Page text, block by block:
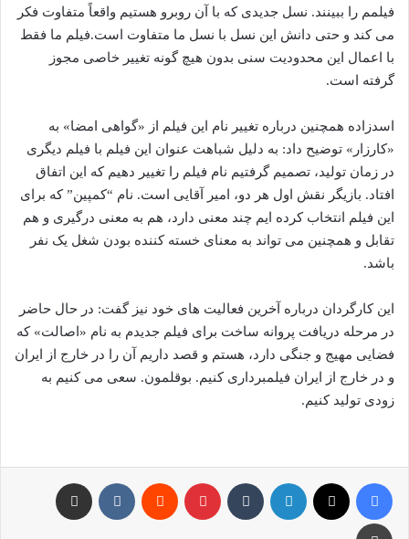
فیلمم را ببینند. نسل جدیدی که با آن روبرو هستیم واقعاً متفاوت فکر
می کند و حتی دانش این نسل با نسل ما متفاوت است.فیلم ما فقط
با اعمال این محدودیت سنی بدون هیچ گونه تغییر خاصی مجوز
گرفته است.
اسدزاده همچنین درباره تغییر نام این فیلم از «گواهی امضا» به
«کارزار» توضیح داد: به دلیل شباهت عنوان این فیلم با فیلم دیگری
در زمان تولید، تصمیم گرفتیم نام فیلم را تغییر دهیم که این اتفاق
افتاد. بازیگر نقش اول هر دو، امیر آقایی است. نام “کمپین” که برای
این فیلم انتخاب کرده ایم چند معنی دارد، هم به معنی درگیری و هم
تقابل و همچنین می تواند به معنای خسته کننده بودن شغل یک نفر
باشد.
این کارگردان درباره آخرین فعالیت های خود نیز گفت: در حال حاضر
در مرحله دریافت پروانه ساخت برای فیلم جدیدم به نام «اصالت» که
فضایی مهیج و جنگی دارد، هستم و قصد داریم آن را در خارج از ایران
و در خارج از ایران فیلمبرداری کنیم. بوقلمون. سعی می کنیم به
زودی تولید کنیم.
فیس بوک لینکدین ‫تامبلر ‫پین‌ترست ‫رددیت ‫VKontakte
چاپ